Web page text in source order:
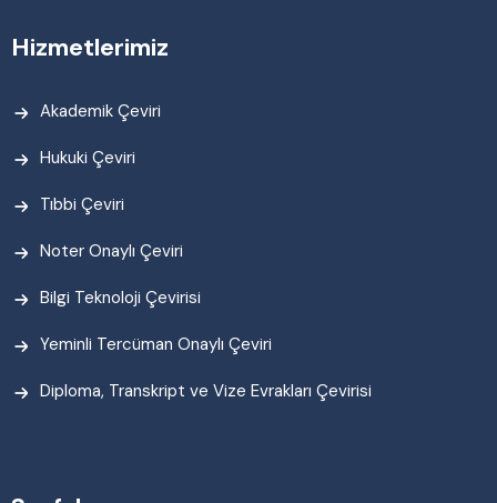
Hizmetlerimiz
Akademik Çeviri
Hukuki Çeviri
Tıbbi Çeviri
Noter Onaylı Çeviri
Bilgi Teknoloji Çevirisi
Yeminli Tercüman Onaylı Çeviri
Diploma, Transkript ve Vize Evrakları Çevirisi